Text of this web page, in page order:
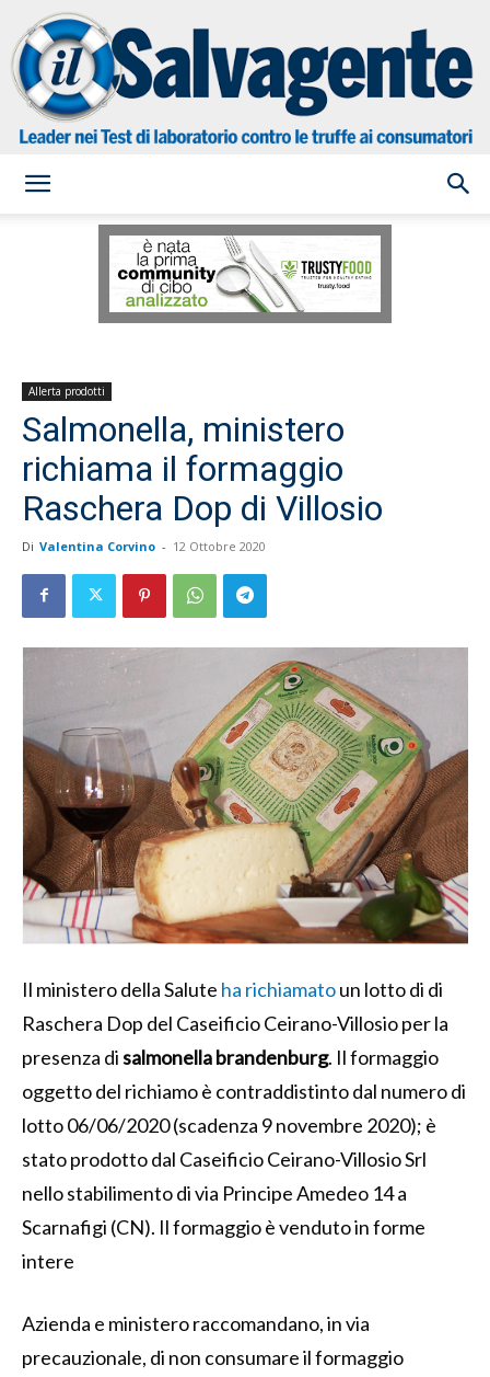
Salvagente
Allerta prodotti
Salmonella, ministero
richiama il formaggio
Raschera Dop di Villosio
Di Valentina Corvino - 12 Ottobre 2020
Il ministero della Salute ha richiamatoun lotto di di
Raschera Dop del Caseificio Ceirano-Villosio per la
presenza disalmonella brandenburg. Il formaggio
oggetto del richiamo è contraddistinto dal numero di
lotto 06/06/2020 (scadenza 9 novembre 2020); è
stato prodotto dal Caseificio Ceirano-Villosio Srl
nello stabilimento di via Principe Amedeo 14 a
Scarnafigi (CN). Il formaggio è venduto in forme
intere
Azienda e ministero raccomandano, in via
precauzionale, di non consumare il formaggio